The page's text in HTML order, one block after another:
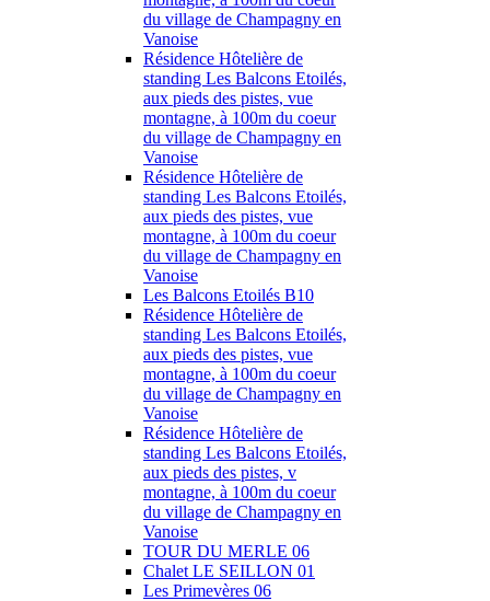
du village de Champagny en
Vanoise
Résidence Hôtelière de
standing Les Balcons Etoilés,
aux pieds des pistes, vue
montagne, à 100m du coeur
du village de Champagny en
Vanoise
Résidence Hôtelière de
standing Les Balcons Etoilés,
aux pieds des pistes, vue
montagne, à 100m du coeur
du village de Champagny en
Vanoise
Les Balcons Etoilés B10
Résidence Hôtelière de
standing Les Balcons Etoilés,
aux pieds des pistes, vue
montagne, à 100m du coeur
du village de Champagny en
Vanoise
Résidence Hôtelière de
standing Les Balcons Etoilés,
aux pieds des pistes, v
montagne, à 100m du coeur
du village de Champagny en
Vanoise
TOUR DU MERLE 06
Chalet LE SEILLON 01
Les Primevères 06